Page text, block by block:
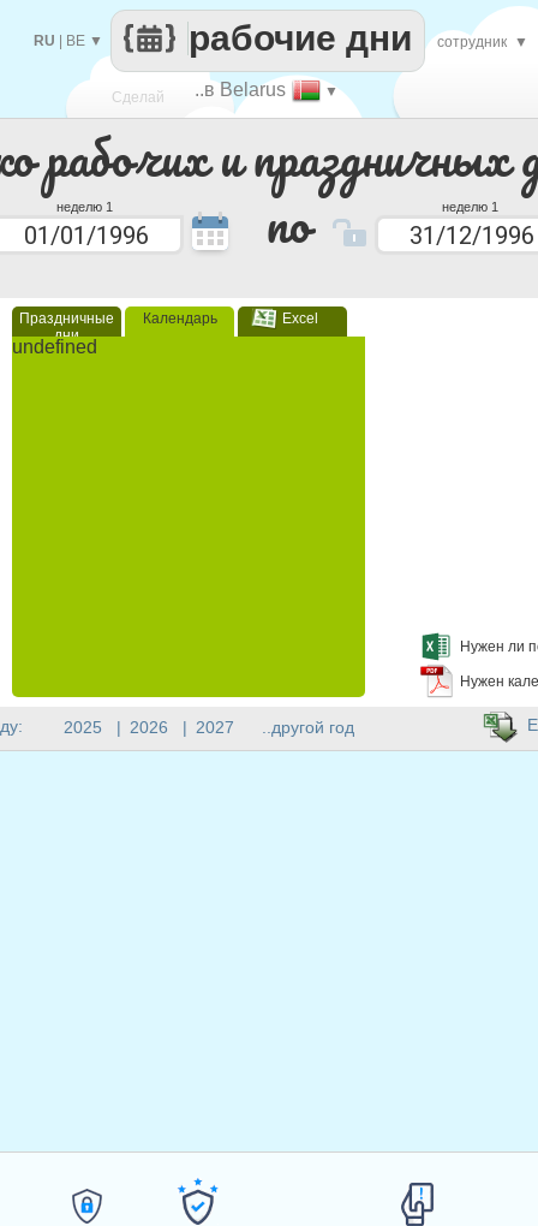
рабочих и праздничных
неделю 1 по неделю 1
Праздничные
дни
Календарь Excel
undefined
Нужен ли
Нужен
Сделай
каждый
..в Belarus ▼
рабочие дни
RU BE ▼ сотрудник ▼
2025 | 2026 | 2027 ..другой год